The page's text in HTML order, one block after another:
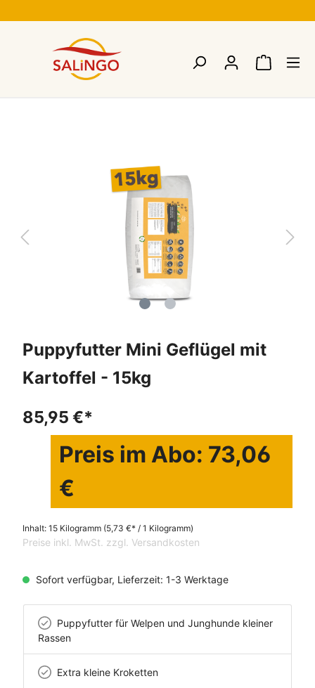
Puppyfutter Mini Geflügel mit
Kartoffel - 15kg
85,95 €*
Preis im Abo: 73,06
€
Inhalt: 15 Kilogramm (5,73 €* / 1 Kilogramm)
Preise inkl. MwSt. zzgl. Versandkosten
Sofort verfügbar, Lieferzeit: 1-3 Werktage
Puppyfutter für Welpen und Junghunde kleiner
Rassen
Extra kleine Kroketten